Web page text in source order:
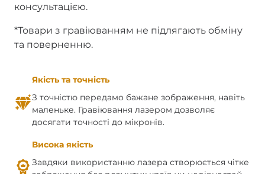
консультацією.
*Товари з гравіюванням не підлягають обміну
та поверненню.
Якість та точність
З точністю передамо бажане зображення, навіть
маленьке. Гравіювання лазером дозволяє
досягати точності до мікронів.
Висока якість
Завдяки використанню лазера створюється чітке